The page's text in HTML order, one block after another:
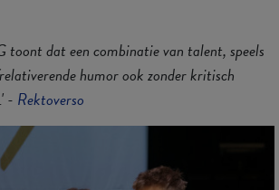
dat een combinatie van talent, speels
humor ook zonder kritisch
- Rektoverso